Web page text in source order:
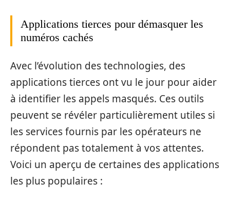
Applications tierces pour démasquer les
numéros cachés
Avec l’évolution des technologies, des
applications tierces ont vu le jour pour aider
à identifier les appels masqués. Ces outils
peuvent se révéler particulièrement utiles si
les services fournis par les opérateurs ne
répondent pas totalement à vos attentes.
Voici un aperçu de certaines des applications
les plus populaires :